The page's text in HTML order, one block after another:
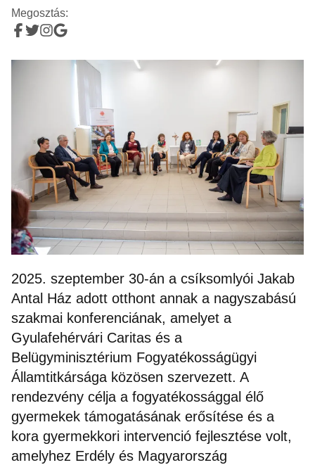
Megosztás:
2025. szeptember 30-án a csíksomlyói Jakab
Antal Ház adott otthont annak a nagyszabású
szakmai konferenciának, amelyet a
Gyulafehérvári Caritas és a
Belügyminisztérium Fogyatékosságügyi
Államtitkársága közösen szervezett. A
rendezvény célja a fogyatékossággal élő
gyermekek támogatásának erősítése és a
kora gyermekkori intervenció fejlesztése volt,
amelyhez Erdély és Magyarország